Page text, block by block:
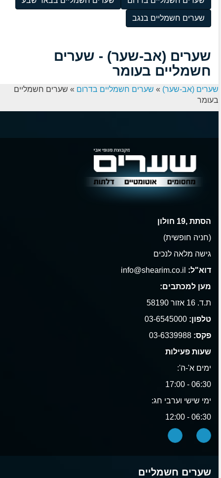
שערים חשמליים בנגב
שערים (אב-שער) - שערים
חשמליים בעומר
שערים (אב-שער) » שערים חשמליים בדרום » שערים חשמליים
בעומר
הסתת ,19 חולון
(חניה חופשית)
גישה מלאה לנכים
דוא"ל:
מען למכתבים:
ת.ד. 16 אזור 58190
טלפון:
פקס:
שעות פעילות
ימים א'-ה':
06:30 - 17:00
ימי שישי וערבי חג:
06:30 - 12:00
שערים חשמליים